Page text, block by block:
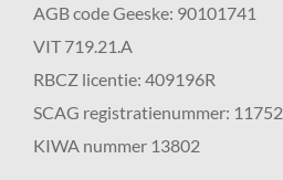
AGB code Geeske: 90101741
VIT 719.21.A
RBCZ licentie: 409196R
SCAG registratienummer: 11752
KIWA nummer 13802